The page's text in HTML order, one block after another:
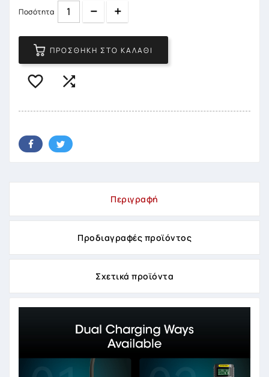
Ποσότητα Quantity
ΠΡΟΣΘΉΚΗ ΣΤΟ ΚΑΛΆΘΙ
 
Περιγραφή
Προδιαγραφές προϊόντος
Σχετικά προϊόντα